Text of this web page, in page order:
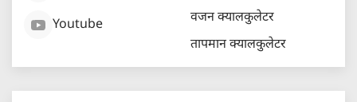
Youtube
वजन क्यालकुलेटर
तापमान क्यालकुलेटर